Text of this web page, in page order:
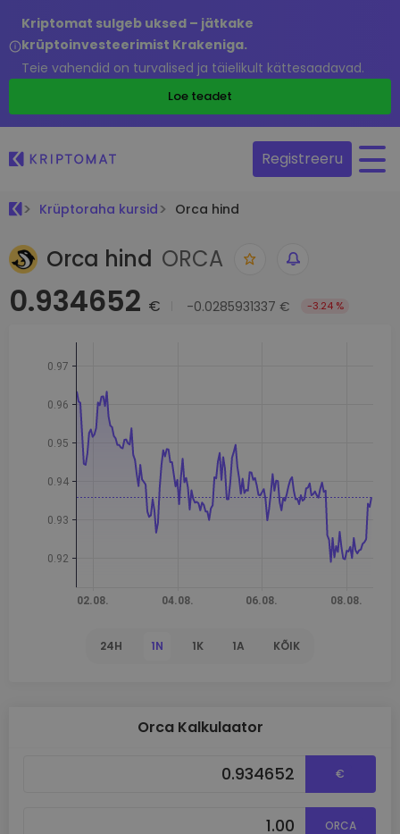
Kriptomat sulgeb uksed – jätkake
krüptoinvesteerimist Krakeniga.
Teie vahendid on turvalised ja täielikult kättesaadavad.
Loe teadet
Registreeru
Krüptoraha kursid Orca hind
Orca hind ORCA
0.934652 € -0.0285931337 € -3.24 %
24H 1N 1K 1A KÕIK
Orca Kalkulaator
€
ORCA